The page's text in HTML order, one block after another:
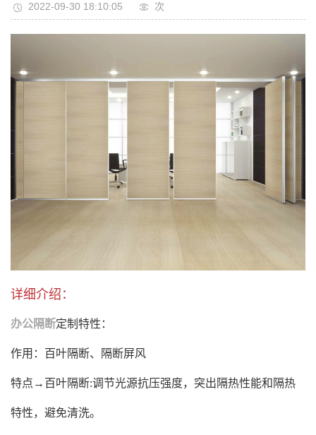
2022-09-30 18:10:05 次
详细介绍：
办公隔断定制特性：
作用：百叶隔断、隔断屏风
特点→百叶隔断:调节光源抗压强度，突出隔热性能和隔热
特性，避免清洗。